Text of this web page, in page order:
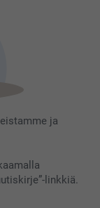
ja
linkkiä.